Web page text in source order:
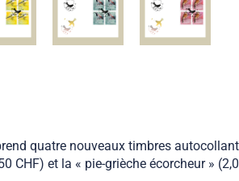
quatre nouveaux timbres
CHF) et la « pie-grièche écorcheur »